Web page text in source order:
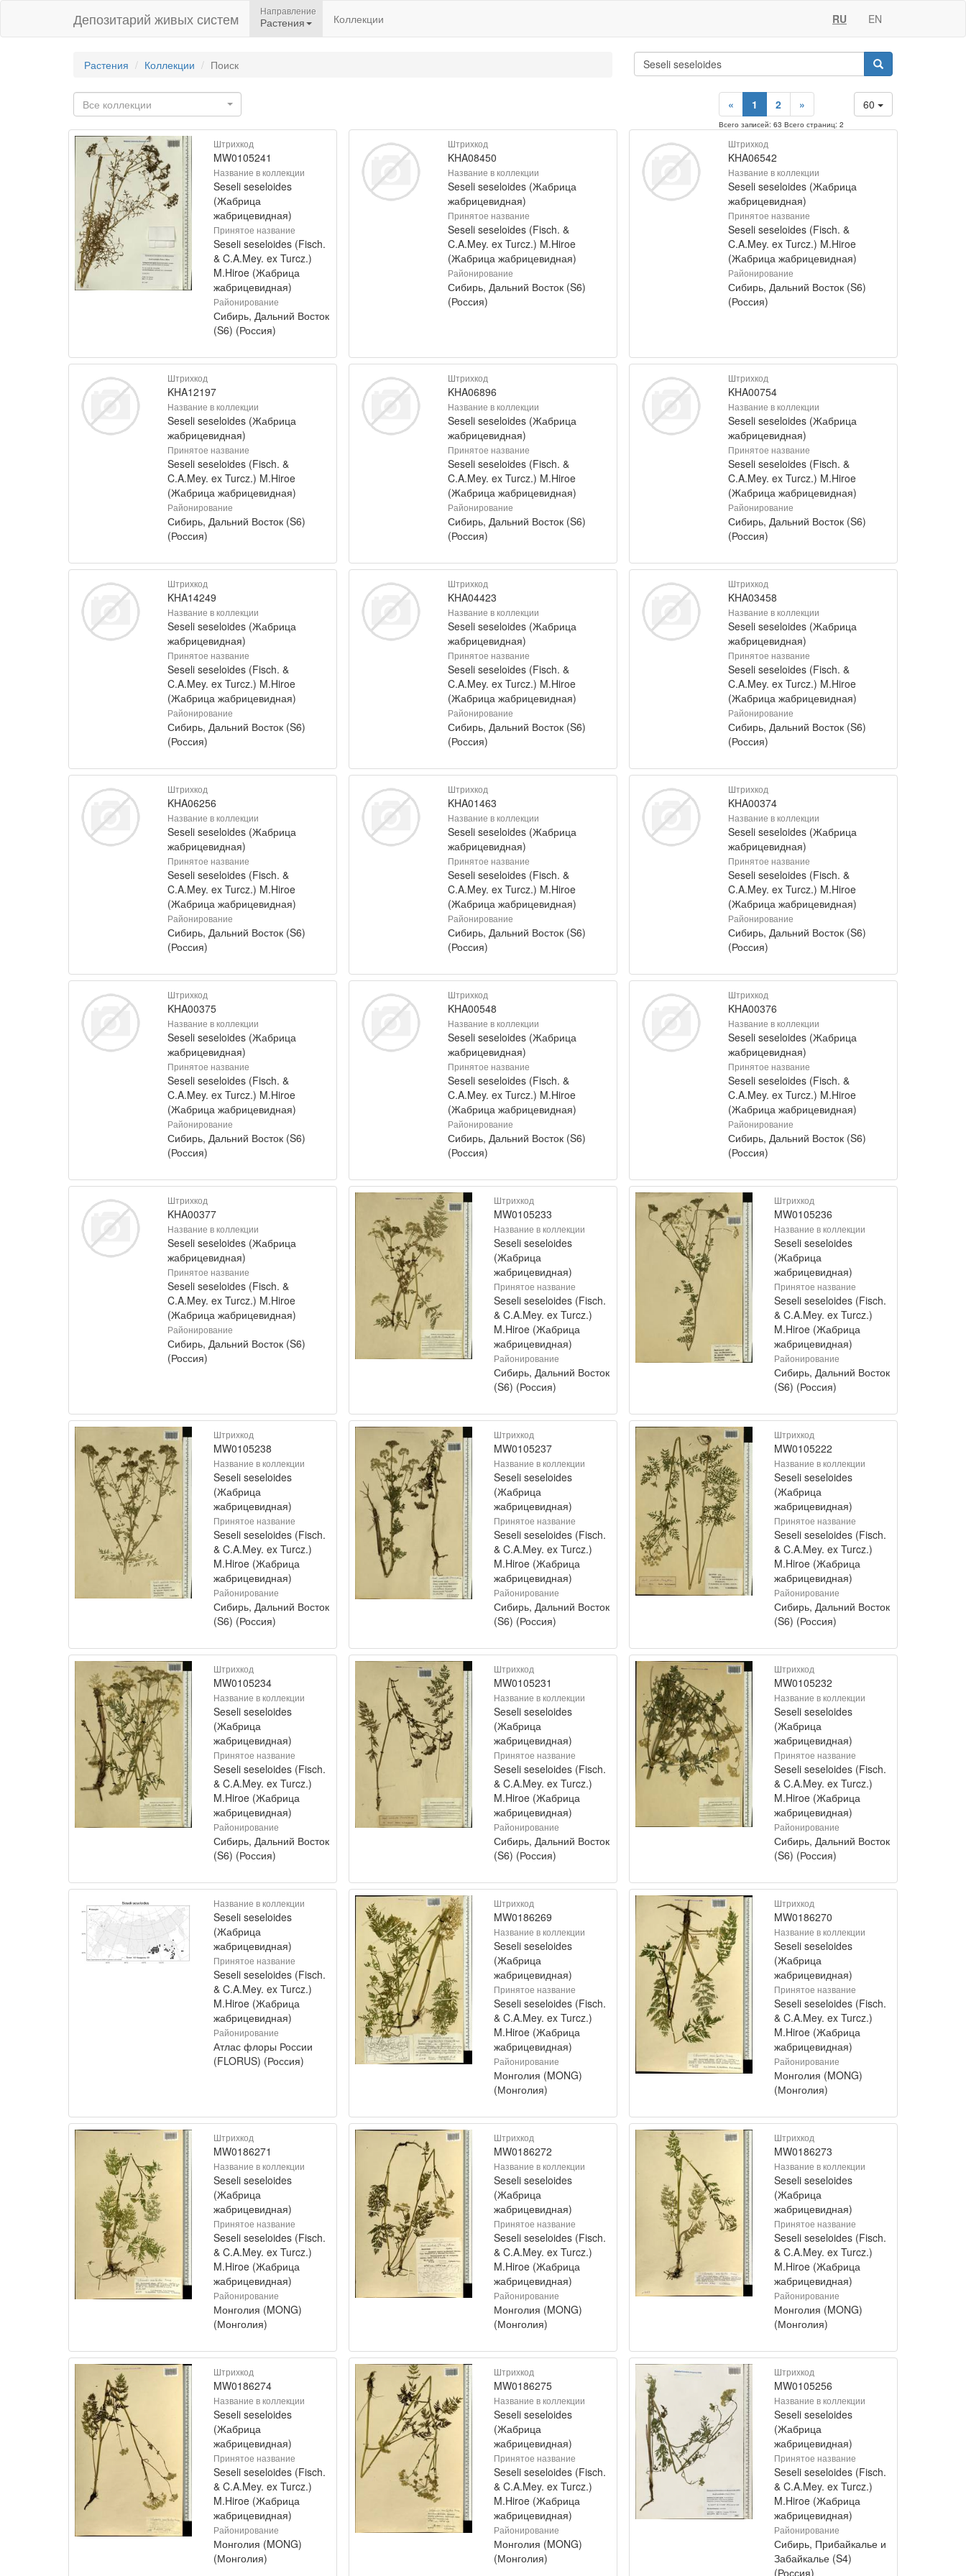
Депозитарий живых систем Направление
Растения Коллекции RU EN
Растения Коллекции Поиск
Все коллекции 60
« 1 2 »
Всего записей: 63 Всего страниц: 2
Штрихкод
MW0105241
Название в коллекции
Seseli seseloides
(Жабрица
жабрицевидная)
Принятое название
Seseli seseloides (Fisch.
& C.A.Mey. ex Turcz.)
M.Hiroe (Жабрица
жабрицевидная)
Районирование
Сибирь, Дальний Восток
(S6) (Россия)
Штрихкод
KHA08450
Название в коллекции
Seseli seseloides (Жабрица
жабрицевидная)
Принятое название
Seseli seseloides (Fisch. &
C.A.Mey. ex Turcz.) M.Hiroe
(Жабрица жабрицевидная)
Районирование
Сибирь, Дальний Восток (S6)
(Россия)
Штрихкод
KHA06542
Название в коллекции
Seseli seseloides (Жабрица
жабрицевидная)
Принятое название
Seseli seseloides (Fisch. &
C.A.Mey. ex Turcz.) M.Hiroe
(Жабрица жабрицевидная)
Районирование
Сибирь, Дальний Восток (S6)
(Россия)
Штрихкод
KHA12197
Название в коллекции
Seseli seseloides (Жабрица
жабрицевидная)
Принятое название
Seseli seseloides (Fisch. &
C.A.Mey. ex Turcz.) M.Hiroe
(Жабрица жабрицевидная)
Районирование
Сибирь, Дальний Восток (S6)
(Россия)
Штрихкод
KHA06896
Название в коллекции
Seseli seseloides (Жабрица
жабрицевидная)
Принятое название
Seseli seseloides (Fisch. &
C.A.Mey. ex Turcz.) M.Hiroe
(Жабрица жабрицевидная)
Районирование
Сибирь, Дальний Восток (S6)
(Россия)
Штрихкод
KHA00754
Название в коллекции
Seseli seseloides (Жабрица
жабрицевидная)
Принятое название
Seseli seseloides (Fisch. &
C.A.Mey. ex Turcz.) M.Hiroe
(Жабрица жабрицевидная)
Районирование
Сибирь, Дальний Восток (S6)
(Россия)
Штрихкод
KHA14249
Название в коллекции
Seseli seseloides (Жабрица
жабрицевидная)
Принятое название
Seseli seseloides (Fisch. &
C.A.Mey. ex Turcz.) M.Hiroe
(Жабрица жабрицевидная)
Районирование
Сибирь, Дальний Восток (S6)
(Россия)
Штрихкод
KHA04423
Название в коллекции
Seseli seseloides (Жабрица
жабрицевидная)
Принятое название
Seseli seseloides (Fisch. &
C.A.Mey. ex Turcz.) M.Hiroe
(Жабрица жабрицевидная)
Районирование
Сибирь, Дальний Восток (S6)
(Россия)
Штрихкод
KHA03458
Название в коллекции
Seseli seseloides (Жабрица
жабрицевидная)
Принятое название
Seseli seseloides (Fisch. &
C.A.Mey. ex Turcz.) M.Hiroe
(Жабрица жабрицевидная)
Районирование
Сибирь, Дальний Восток (S6)
(Россия)
Штрихкод
KHA06256
Название в коллекции
Seseli seseloides (Жабрица
жабрицевидная)
Принятое название
Seseli seseloides (Fisch. &
C.A.Mey. ex Turcz.) M.Hiroe
(Жабрица жабрицевидная)
Районирование
Сибирь, Дальний Восток (S6)
(Россия)
Штрихкод
KHA01463
Название в коллекции
Seseli seseloides (Жабрица
жабрицевидная)
Принятое название
Seseli seseloides (Fisch. &
C.A.Mey. ex Turcz.) M.Hiroe
(Жабрица жабрицевидная)
Районирование
Сибирь, Дальний Восток (S6)
(Россия)
Штрихкод
KHA00374
Название в коллекции
Seseli seseloides (Жабрица
жабрицевидная)
Принятое название
Seseli seseloides (Fisch. &
C.A.Mey. ex Turcz.) M.Hiroe
(Жабрица жабрицевидная)
Районирование
Сибирь, Дальний Восток (S6)
(Россия)
Штрихкод
KHA00375
Название в коллекции
Seseli seseloides (Жабрица
жабрицевидная)
Принятое название
Seseli seseloides (Fisch. &
C.A.Mey. ex Turcz.) M.Hiroe
(Жабрица жабрицевидная)
Районирование
Сибирь, Дальний Восток (S6)
(Россия)
Штрихкод
KHA00548
Название в коллекции
Seseli seseloides (Жабрица
жабрицевидная)
Принятое название
Seseli seseloides (Fisch. &
C.A.Mey. ex Turcz.) M.Hiroe
(Жабрица жабрицевидная)
Районирование
Сибирь, Дальний Восток (S6)
(Россия)
Штрихкод
KHA00376
Название в коллекции
Seseli seseloides (Жабрица
жабрицевидная)
Принятое название
Seseli seseloides (Fisch. &
C.A.Mey. ex Turcz.) M.Hiroe
(Жабрица жабрицевидная)
Районирование
Сибирь, Дальний Восток (S6)
(Россия)
Штрихкод
KHA00377
Название в коллекции
Seseli seseloides (Жабрица
жабрицевидная)
Принятое название
Seseli seseloides (Fisch. &
C.A.Mey. ex Turcz.) M.Hiroe
(Жабрица жабрицевидная)
Районирование
Сибирь, Дальний Восток (S6)
(Россия)
Штрихкод
MW0105233
Название в коллекции
Seseli seseloides
(Жабрица
жабрицевидная)
Принятое название
Seseli seseloides (Fisch.
& C.A.Mey. ex Turcz.)
M.Hiroe (Жабрица
жабрицевидная)
Районирование
Сибирь, Дальний Восток
(S6) (Россия)
Штрихкод
MW0105236
Название в коллекции
Seseli seseloides
(Жабрица
жабрицевидная)
Принятое название
Seseli seseloides (Fisch.
& C.A.Mey. ex Turcz.)
M.Hiroe (Жабрица
жабрицевидная)
Районирование
Сибирь, Дальний Восток
(S6) (Россия)
Штрихкод
MW0105238
Название в коллекции
Seseli seseloides
(Жабрица
жабрицевидная)
Принятое название
Seseli seseloides (Fisch.
& C.A.Mey. ex Turcz.)
M.Hiroe (Жабрица
жабрицевидная)
Районирование
Сибирь, Дальний Восток
(S6) (Россия)
Штрихкод
MW0105237
Название в коллекции
Seseli seseloides
(Жабрица
жабрицевидная)
Принятое название
Seseli seseloides (Fisch.
& C.A.Mey. ex Turcz.)
M.Hiroe (Жабрица
жабрицевидная)
Районирование
Сибирь, Дальний Восток
(S6) (Россия)
Штрихкод
MW0105222
Название в коллекции
Seseli seseloides
(Жабрица
жабрицевидная)
Принятое название
Seseli seseloides (Fisch.
& C.A.Mey. ex Turcz.)
M.Hiroe (Жабрица
жабрицевидная)
Районирование
Сибирь, Дальний Восток
(S6) (Россия)
Штрихкод
MW0105234
Название в коллекции
Seseli seseloides
(Жабрица
жабрицевидная)
Принятое название
Seseli seseloides (Fisch.
& C.A.Mey. ex Turcz.)
M.Hiroe (Жабрица
жабрицевидная)
Районирование
Сибирь, Дальний Восток
(S6) (Россия)
Штрихкод
MW0105231
Название в коллекции
Seseli seseloides
(Жабрица
жабрицевидная)
Принятое название
Seseli seseloides (Fisch.
& C.A.Mey. ex Turcz.)
M.Hiroe (Жабрица
жабрицевидная)
Районирование
Сибирь, Дальний Восток
(S6) (Россия)
Штрихкод
MW0105232
Название в коллекции
Seseli seseloides
(Жабрица
жабрицевидная)
Принятое название
Seseli seseloides (Fisch.
& C.A.Mey. ex Turcz.)
M.Hiroe (Жабрица
жабрицевидная)
Районирование
Сибирь, Дальний Восток
(S6) (Россия)
Название в коллекции
Seseli seseloides
(Жабрица
жабрицевидная)
Принятое название
Seseli seseloides (Fisch.
& C.A.Mey. ex Turcz.)
M.Hiroe (Жабрица
жабрицевидная)
Районирование
Атлас флоры России
(FLORUS) (Россия)
Штрихкод
MW0186269
Название в коллекции
Seseli seseloides
(Жабрица
жабрицевидная)
Принятое название
Seseli seseloides (Fisch.
& C.A.Mey. ex Turcz.)
M.Hiroe (Жабрица
жабрицевидная)
Районирование
Монголия (MONG)
(Монголия)
Штрихкод
MW0186270
Название в коллекции
Seseli seseloides
(Жабрица
жабрицевидная)
Принятое название
Seseli seseloides (Fisch.
& C.A.Mey. ex Turcz.)
M.Hiroe (Жабрица
жабрицевидная)
Районирование
Монголия (MONG)
(Монголия)
Штрихкод
MW0186271
Название в коллекции
Seseli seseloides
(Жабрица
жабрицевидная)
Принятое название
Seseli seseloides (Fisch.
& C.A.Mey. ex Turcz.)
M.Hiroe (Жабрица
жабрицевидная)
Районирование
Монголия (MONG)
(Монголия)
Штрихкод
MW0186272
Название в коллекции
Seseli seseloides
(Жабрица
жабрицевидная)
Принятое название
Seseli seseloides (Fisch.
& C.A.Mey. ex Turcz.)
M.Hiroe (Жабрица
жабрицевидная)
Районирование
Монголия (MONG)
(Монголия)
Штрихкод
MW0186273
Название в коллекции
Seseli seseloides
(Жабрица
жабрицевидная)
Принятое название
Seseli seseloides (Fisch.
& C.A.Mey. ex Turcz.)
M.Hiroe (Жабрица
жабрицевидная)
Районирование
Монголия (MONG)
(Монголия)
Штрихкод
MW0186274
Название в коллекции
Seseli seseloides
(Жабрица
жабрицевидная)
Принятое название
Seseli seseloides (Fisch.
& C.A.Mey. ex Turcz.)
M.Hiroe (Жабрица
жабрицевидная)
Районирование
Монголия (MONG)
(Монголия)
Штрихкод
MW0186275
Название в коллекции
Seseli seseloides
(Жабрица
жабрицевидная)
Принятое название
Seseli seseloides (Fisch.
& C.A.Mey. ex Turcz.)
M.Hiroe (Жабрица
жабрицевидная)
Районирование
Монголия (MONG)
(Монголия)
Штрихкод
MW0105256
Название в коллекции
Seseli seseloides
(Жабрица
жабрицевидная)
Принятое название
Seseli seseloides (Fisch.
& C.A.Mey. ex Turcz.)
M.Hiroe (Жабрица
жабрицевидная)
Районирование
Сибирь, Прибайкалье и
Забайкалье (S4)
(Россия)